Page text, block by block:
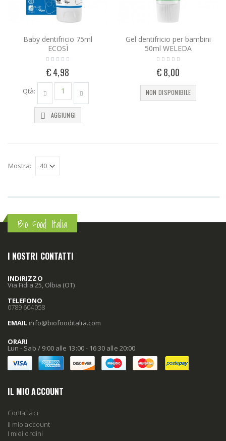
Baby dentifricio 75ml
ECOSÌ
€ 4,98
Qtà:
AGGIUNGI
Gel dentifricio per bambini
50ml WELEDA
€ 8,00
NON DISPONIBILE
Mostra:
Bio Food Italia
I NOSTRI CONTATTI
INDIRIZZO
Via Fidia 25, Olbia (OT)
TELEFONO
0789 604058
EMAIL info@biofooditalia.com
ORARI
Lun - Sab / 9:00 alle 13:00 - 16:30 alle 20:00
IL MIO ACCOUNT
Contattaci
Il mio account
I miei ordini